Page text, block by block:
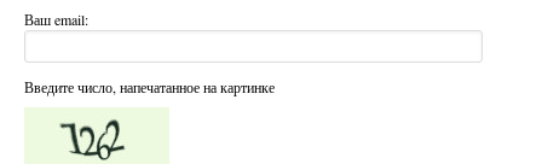
Ваш email:
Введите число, напечатанное на картинке